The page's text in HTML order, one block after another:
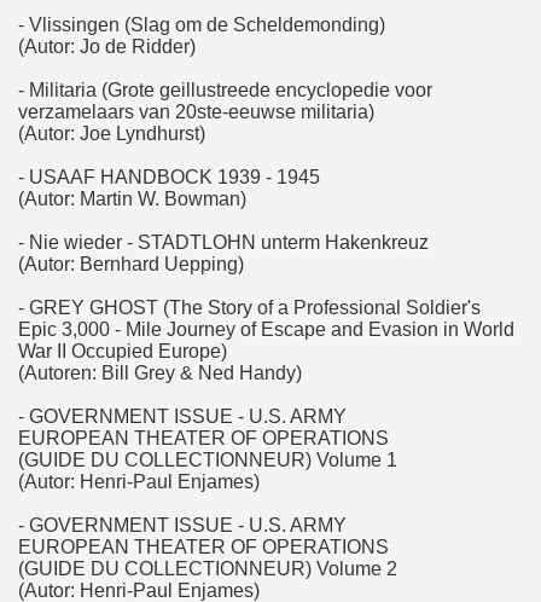
- Vlissingen (Slag om de Scheldemonding)
(Autor: Jo de Ridder)
- Militaria (Grote geillustreede encyclopedie voor
verzamelaars van 20ste-eeuwse militaria)
(Autor: Joe Lyndhurst)
- USAAF HANDBOCK 1939 - 1945
(Autor: Martin W. Bowman)
- Nie wieder - STADTLOHN unterm Hakenkreuz
(Autor: Bernhard Uepping)
- GREY GHOST (The Story of a Professional Soldier's
Epic 3,000 - Mile Journey of Escape and Evasion in World
War II Occupied Europe)
(Autoren: Bill Grey & Ned Handy)
- GOVERNMENT ISSUE - U.S. ARMY
EUROPEAN THEATER OF OPERATIONS
(GUIDE DU COLLECTIONNEUR) Volume 1
(Autor: Henri-Paul Enjames)
- GOVERNMENT ISSUE - U.S. ARMY
EUROPEAN THEATER OF OPERATIONS
(GUIDE DU COLLECTIONNEUR) Volume 2
(Autor: Henri-Paul Enjames)